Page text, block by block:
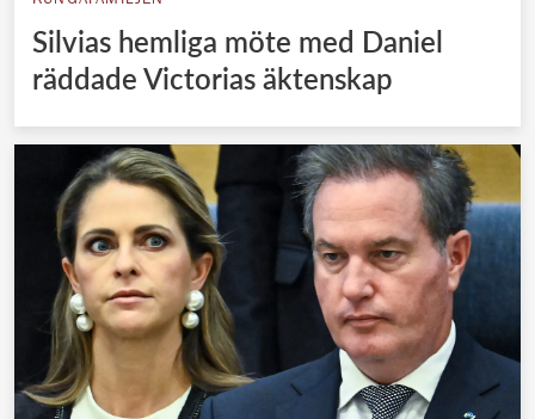
Silvias hemliga möte med Daniel
räddade Victorias äktenskap